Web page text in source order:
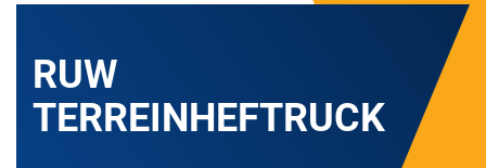
RUW
TERREINHEFTRUCK